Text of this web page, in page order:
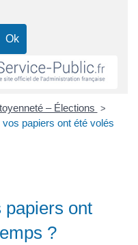
– Élections >
papiers ont été volés
papiers ont
?